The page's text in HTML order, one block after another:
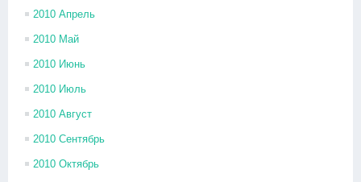
2010 Апрель
2010 Май
2010 Июнь
2010 Июль
2010 Август
2010 Сентябрь
2010 Октябрь